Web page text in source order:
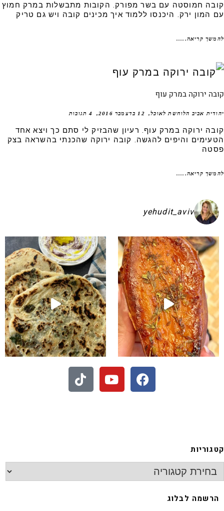
חמוסטה עם בשר מפורק. הקובות מתבשלות במרק חמוץ
המון ירק. היכנסו ללמוד איך מכינים קובה ויש גם טריק
קריאה.....
ירוקה במרק עוף
אביב הלוחשת לאוכל 12 בדצמבר 2016 4 תגובות
ירוקה במרק עוף. רעיון שהבזיק לי סתם כך ויצא אחד
והיפים להגשה. קובה ירוקה שהכנתי בהשראה בצק
קריאה.....
yehudit_aviv
בפיתות היסטריות
חיתוכיות ריבה וקוקוס
לבלוג